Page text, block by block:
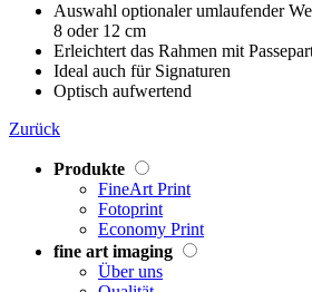
Auswahl optionaler umlaufender
8 oder 12 cm
Erleichtert das Rahmen mit
Ideal auch für Signaturen
Optisch aufwertend
Zurück
Produkte
FineArt Print
Fotoprint
Economy Print
fine art imaging
Über uns